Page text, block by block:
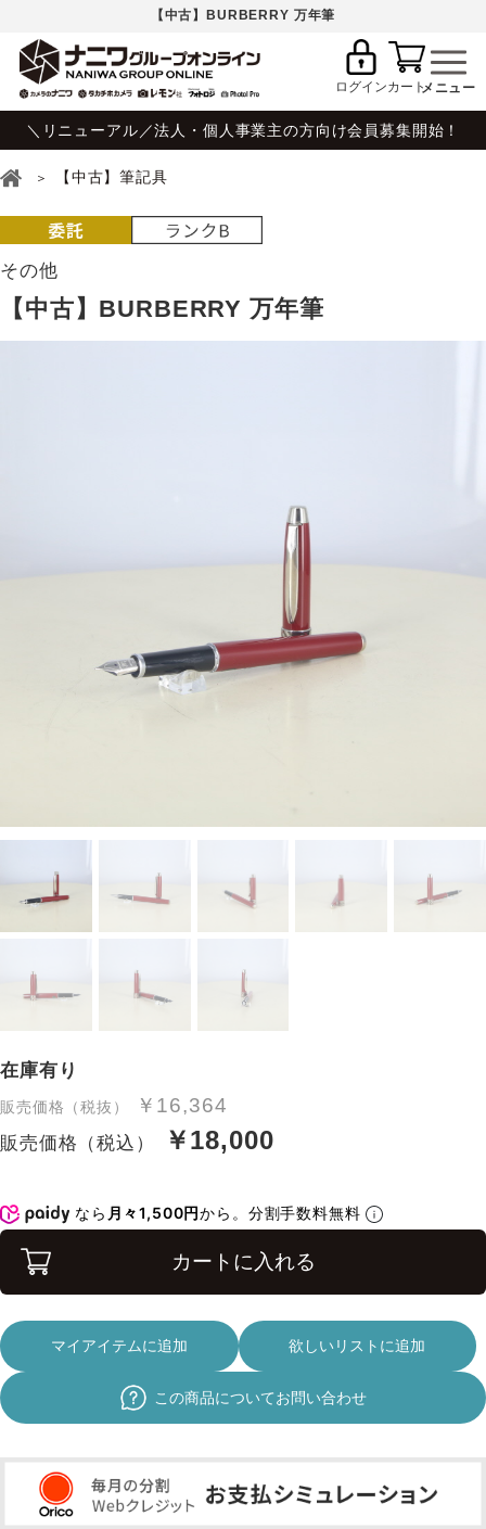
【中古】BURBERRY 万年筆
ログインカート
＼リニューアル／法人・個人事業主の方向け会員募集開始！
【中古】筆記具
その他
【中古】BURBERRY 万年筆
在庫有り
販売価格（税抜） ￥16,364
販売価格（税込） ￥18,000
なら 月々1,500円から。分割手数料無料
カートに入れる
マイアイテムに追加 欲しいリストに追加
この商品についてお問い合わせ